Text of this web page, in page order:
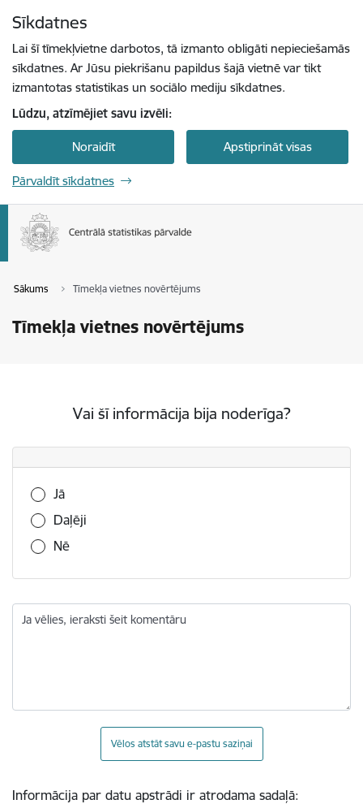
Sīkdatnes
Lai šī tīmekļvietne darbotos, tā izmanto obligāti nepieciešamās
sīkdatnes. Ar Jūsu piekrišanu papildus šajā vietnē var tikt
izmantotas statistikas un sociālo mediju sīkdatnes.
Lūdzu, atzīmējiet savu izvēli:
Noraidīt Apstiprināt visas
Pārvaldīt sīkdatnes
Sākums Tīmekļa vietnes novērtējums
Tīmekļa vietnes novērtējums
Vai šī informācija bija noderīga?
Vai šī informācija bija noderīga?
Jā
Daļēji
Nē
Ja vēlies, ieraksti šeit komentāru
Vēlos atstāt savu e-pastu saziņai
Informācija par datu apstrādi ir atrodama sadaļā: